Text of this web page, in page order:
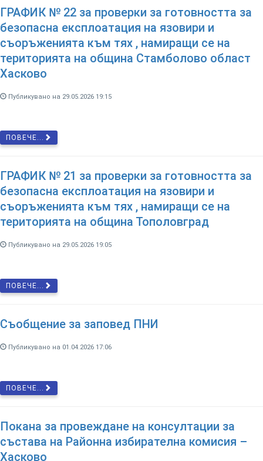
ГРАФИК № 22 за проверки за готовността за
безопасна експлоатация на язовири и
съоръженията към тях , намиращи се на
територията на община Стамболово област
Хасково
Публикувано на 29.05.2026 19:15
ПОВЕЧЕ...
ГРАФИК № 21 за проверки за готовността за
безопасна експлоатация на язовири и
съоръженията към тях , намиращи се на
територията на община Тополовград
Публикувано на 29.05.2026 19:05
ПОВЕЧЕ...
Съобщение за заповед ПНИ
Публикувано на 01.04.2026 17:06
ПОВЕЧЕ...
Покана за провеждане на консултации за
състава на Районна избирателна комисия –
Хасково